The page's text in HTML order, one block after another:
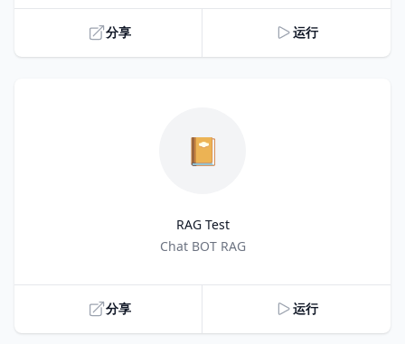
分享 运行
📔
RAG Test
Chat BOT RAG
分享 运行